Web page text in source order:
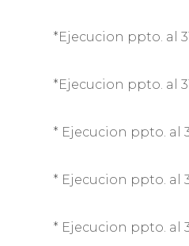
*Ejecucion ppto. al
*Ejecucion ppto. al
* Ejecucion ppto. al
* Ejecucion ppto. al
* Ejecucion ppto. al